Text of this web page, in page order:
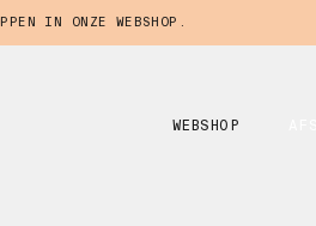
IN ONZE WEBSHOP.
WEBSHOP